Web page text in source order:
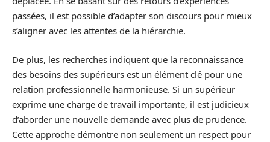
passées, il est possible d’adapter son discours pour mieux
s’aligner avec les attentes de la hiérarchie.
De plus, les recherches indiquent que la reconnaissance
des besoins des supérieurs est un élément clé pour une
relation professionnelle harmonieuse. Si un supérieur
exprime une charge de travail importante, il est judicieux
d’aborder une nouvelle demande avec plus de prudence.
Cette approche démontre non seulement un respect pour